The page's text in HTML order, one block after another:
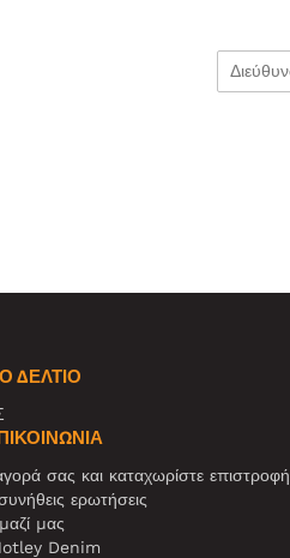
ΔΕΛΤΊΟ
σας και καταχωρίστε επιστροφή
ερωτήσεις
μας
Denim